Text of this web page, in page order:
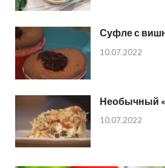
Суфле с
10.07.2022
Необычный
10.07.2022